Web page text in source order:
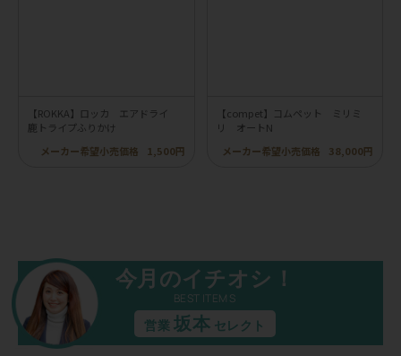
【ROKKA】ロッカ エアドライ
鹿トライプふりかけ
メーカー希望小売価格
1,500円
【compet】コムペット ミリミ
リ オートN
メーカー希望小売価格
38,000円
今月のイチオシ！
BEST ITEMS
営業 坂本 セレクト